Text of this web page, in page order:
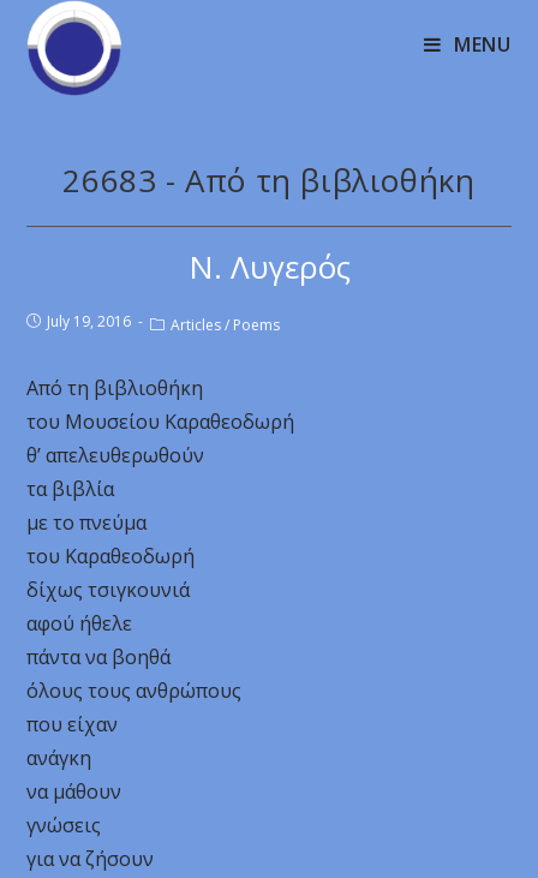
MENU
26683 - Από τη βιβλιοθήκη
Ν. Λυγερός
July 19, 2016 Articles / Poems
Από τη βιβλιοθήκη
του Μουσείου Καραθεοδωρή
θ’ απελευθερωθούν
τα βιβλία
με το πνεύμα
του Καραθεοδωρή
δίχως τσιγκουνιά
αφού ήθελε
πάντα να βοηθά
όλους τους ανθρώπους
που είχαν
ανάγκη
να μάθουν
γνώσεις
για να ζήσουν